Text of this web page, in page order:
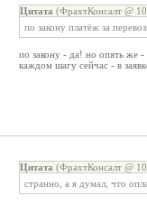
Цитата (ФрахтКонсалт @
по закону платёж за
по закону - да! но опять же -
каждом шагу сейчас - в
Цитата (ФрахтКонсалт @
странно, а я думал, что